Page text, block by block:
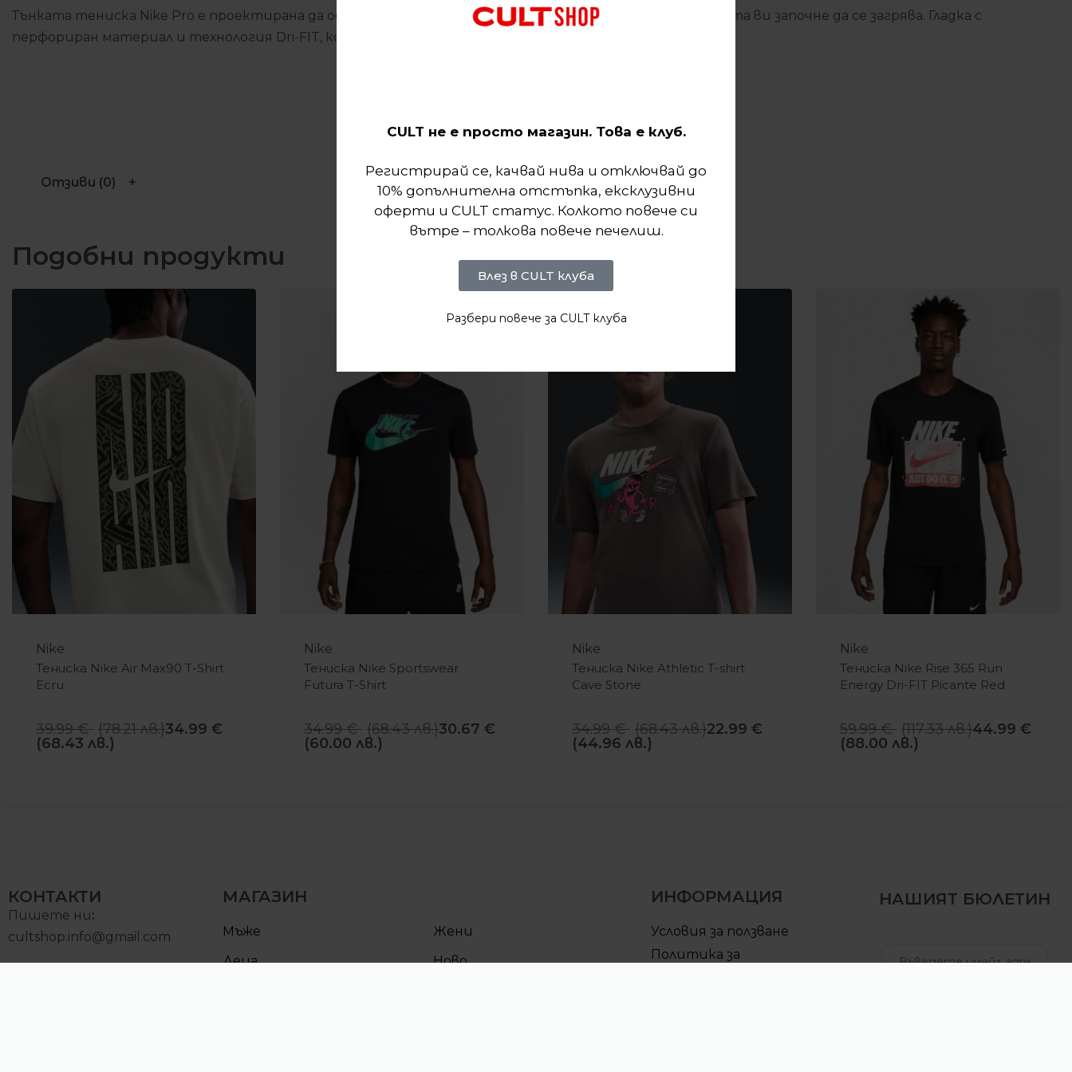
Тънката тениска Nike Pro е проектирана да осигури повече дишане и охлаждане, когато тренировката ви започне да се загрява. Гладка с
перфориран материал и технология Dri-FIT, която отвежда потта.
Отзиви (0)
Подобни продукти
Nike
Тениска Nike Air Max90 T-Shirt
Ecru
39.99€ (78.21лв.)34.99€
(68.43 лв.)
Nike
Тениска Nike Sportswear
Futura T-Shirt
34.99€ (68.43лв.)30.67€
(60.00 лв.)
Nike
Тениска Nike Athletic T-shirt
Cave Stone
34.99€ (68.43лв.)22.99€
(44.96 лв.)
Nike
Тениска Nike Rise 365 Run
Energy Dri-FIT Picante Red
59.99€ (117.33лв.)44.99€
(88.00 лв.)
КОНТАКТИ
Пишете ни:
cultshop.info@gmail.com
МАГАЗИН
Мъже
Жени
Деца
Ново
ИНФОРМАЦИЯ
Условия за ползване
Политика за
НАШИЯТ БЮЛЕТИН
CULT не е просто магазин. Това е клуб.
Регистрирай се, качвай нива и отключвай до
10% допълнителна отстъпка, ексклузивни
оферти и CULT статус. Колкото повече си
вътре – толкова повече печелиш.
Влез в CULT клуба
Разбери повече за CULT клуба